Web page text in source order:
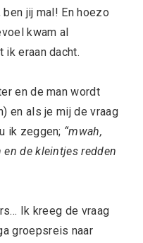
jij mal! En hoezo
kwam al
ik eraan dacht.
en de man wordt
en als je mij de vraag
ik zeggen; “mwah,
en de kleintjes redden
Ik kreeg de vraag
groepsreis naar